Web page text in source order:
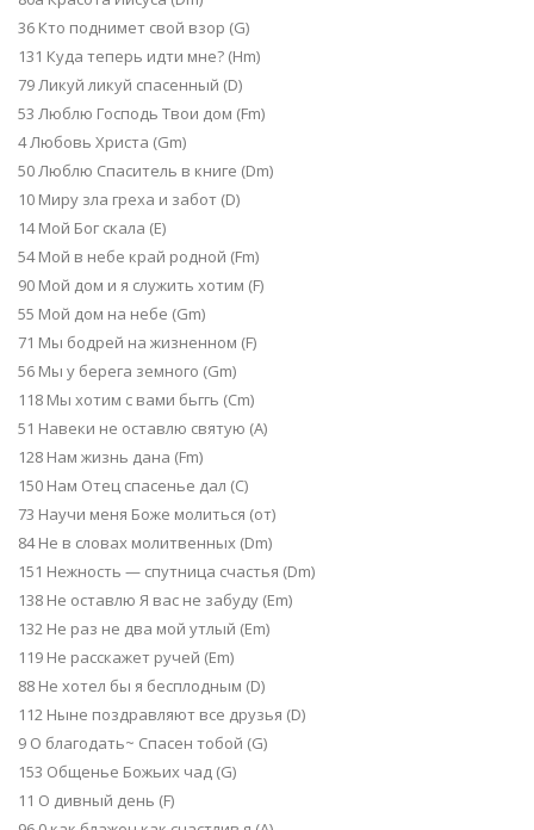
36 Кто поднимет свой взор (G)
131 Куда теперь идти мне? (Hm)
79 Ликуй ликуй спасенный (D)
53 Люблю Господь Твои дом (Fm)
4 Любовь Христа (Gm)
50 Люблю Спаситель в книге (Dm)
10 Миру зла греха и забот (D)
14 Мой Бог скала (E)
54 Мой в небе край родной (Fm)
90 Мой дом и я служить хотим (F)
55 Мой дом на небе (Gm)
71 Мы бодрей на жизненном (F)
56 Мы у берега земного (Gm)
118 Мы хотим с вами бьггь (Cm)
51 Навеки не оставлю святую (A)
128 Нам жизнь дана (Fm)
150 Нам Отец спасенье дал (C)
73 Научи меня Боже молиться (от)
84 Не в словах молитвенных (Dm)
151 Нежность — спутница счастья (Dm)
138 Не оставлю Я вас не забуду (Em)
132 Не раз не два мой утлый (Em)
119 Не расскажет ручей (Em)
88 Не хотел бы я бесплодным (D)
112 Ныне поздравляют все друзья (D)
9 О благодать~ Спасен тобой (G)
153 Общенье Божьих чад (G)
11 О дивный день (F)